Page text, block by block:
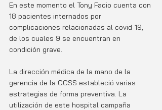
En este momento el Tony Facio cuenta con
18 pacientes internados por
complicaciones relacionadas al covid-19,
de los cuales 9 se encuentran en
condición grave.
La dirección médica de la mano de la
gerencia de la CCSS estableció varias
estrategias de forma preventiva. La
utilización de este hospital campaña